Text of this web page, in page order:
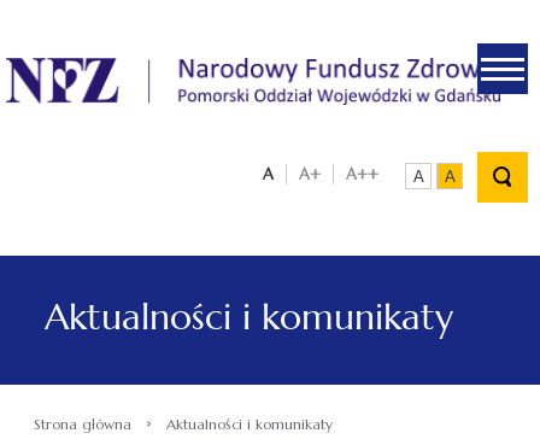
.
A A+ A++ A A
Aktualności i komunikaty
Strona główna › Aktualności i komunikaty